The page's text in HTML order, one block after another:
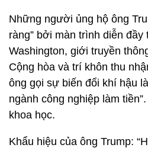
Những người ủng hộ ông
ràng” bởi màn trình diễn
Washington, giới truyền
Cộng hòa và trí khôn thu
ông gọi sự biến đổi khí hậu
ngành công nghiệp làm
khoa học.
Khẩu hiệu của ông Trump: